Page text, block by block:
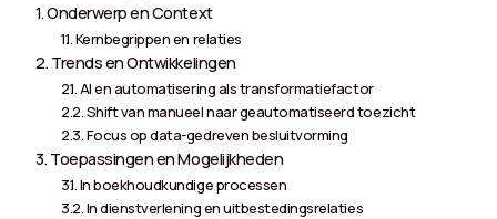
Onderwerp en Context
Kernbegrippen en relaties
Trends en Ontwikkelingen
AI en automatisering als transformatiefactor
Shift van manueel naar geautomatiseerd toezicht
Focus op data-gedreven besluitvorming
Toepassingen en Mogelijkheden
In boekhoudkundige processen
In dienstverlening en uitbestedingsrelaties